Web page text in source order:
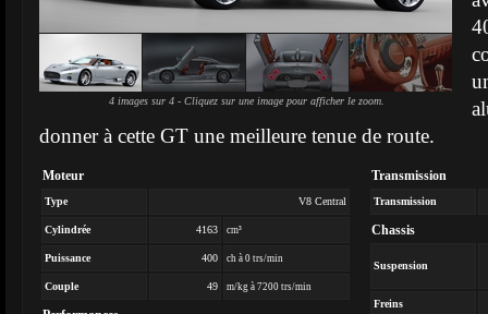
4 images sur 4 - Cliquez sur une image pour afficher le zoom.
donner à cette GT une meilleure tenue de route.
Moteur
Type V8 Central
Cylindrée 4163 cm³
Puissance 400 ch à 0 trs/min
Couple 49 m/kg à 7200 trs/min
Transmission
Transmission
Chassis
Suspension
Freins